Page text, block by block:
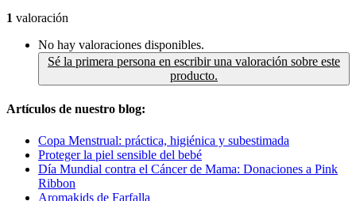
1 valoración
No hay valoraciones disponibles.
Sé la primera persona en escribir una valoración sobre este
producto.
Artículos de nuestro blog:
Copa Menstrual: práctica, higiénica y subestimada
Proteger la piel sensible del bebé
Día Mundial contra el Cáncer de Mama: Donaciones a Pink
Ribbon
Aromakids de Farfalla